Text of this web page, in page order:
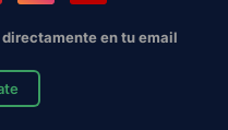
en tu email